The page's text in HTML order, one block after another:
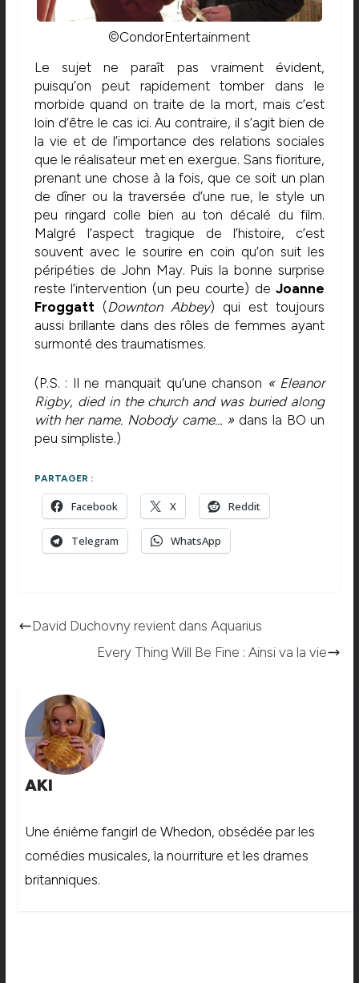
©CondorEntertainment
Le sujet ne paraît pas vraiment évident,
puisqu’on peut rapidement tomber dans le
morbide quand on traite de la mort, mais c’est
loin d’être le cas ici. Au contraire, il s’agit bien de
la vie et de l’importance des relations sociales
que le réalisateur met en exergue. Sans fioriture,
prenant une chose à la fois, que ce soit un plan
de dîner ou la traversée d’une rue, le style un
peu ringard colle bien au ton décalé du film.
Malgré l’aspect tragique de l’histoire, c’est
souvent avec le sourire en coin qu’on suit les
péripéties de John May. Puis la bonne surprise
reste l’intervention (un peu courte) deJoanne
Froggatt(Downton Abbey) qui est toujours
aussi brillante dans des rôles de femmes ayant
surmonté des traumatismes.
(P.S. : Il ne manquait qu’une chanson « Eleanor
Rigby, died in the church and was buried along
with her name. Nobody came… » dans la BO un
peu simpliste.)
PARTAGER :
Facebook X Reddit
Telegram WhatsApp
David Duchovny revient dans Aquarius
Every Thing Will Be Fine : Ainsi va la vie
AKI
Une énième fangirl de Whedon, obsédée par les
comédies musicales, la nourriture et les drames
britanniques.